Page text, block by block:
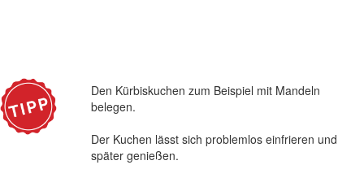
Den Kürbiskuchen zum Beispiel mit Mandeln
belegen.
Der Kuchen lässt sich problemlos einfrieren und
später genießen.